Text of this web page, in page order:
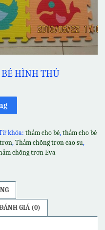
BÉ HÌNH THÚ
khóa: thảm cho bé,thảm cho bé
,Thảm chống trơn cao su,
chống trơn Eva
GIÁ (0)